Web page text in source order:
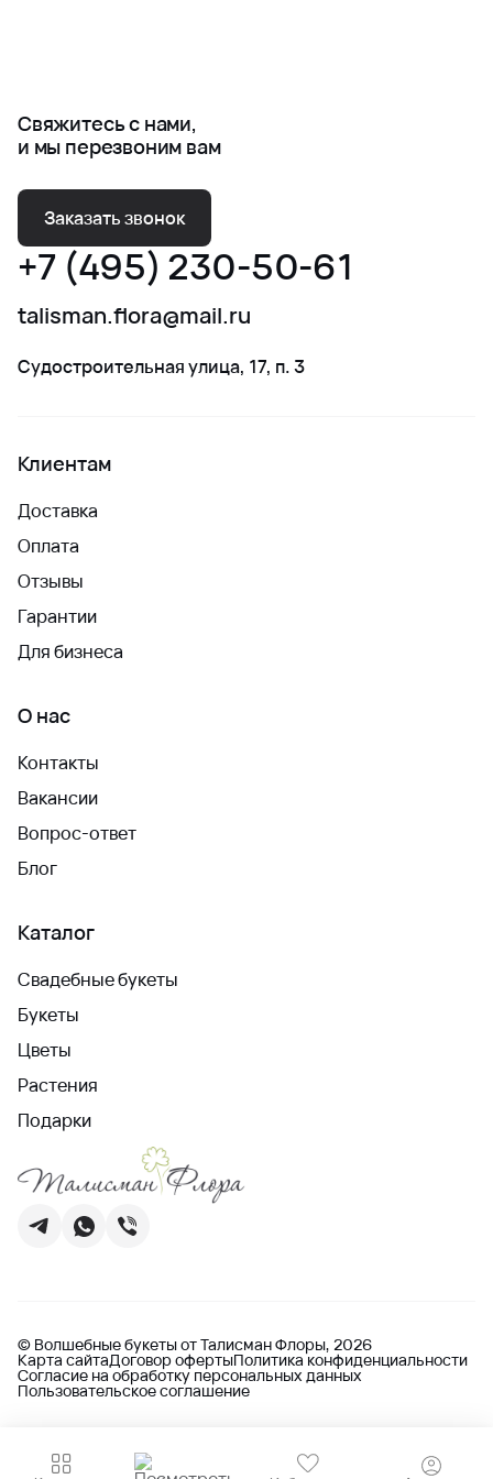
Свяжитесь с нами,
и мы перезвоним вам
Заказать звонок
+7 (495) 230-50-61
talisman.flora@mail.ru
Судостроительная улица, 17, п. 3
Клиентам
Доставка
Оплата
Отзывы
Гарантии
Для бизнеса
О нас
Контакты
Вакансии
Вопрос-ответ
Блог
Каталог
Свадебные букеты
Букеты
Цветы
Растения
Подарки
© Волшебные букеты от Талисман Флоры, 2026
Карта сайтаДоговор офертыПолитика конфиденциальности
Согласие на обработку персональных данных
Пользовательское соглашение